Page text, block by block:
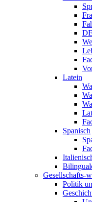
Latein
Spanisch
Gesellschafts-
Politik